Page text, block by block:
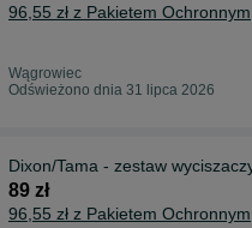
96,55 zł z Pakietem Ochronnym
Wągrowiec
Odświeżono dnia 31 lipca 2026
Dixon/Tama - zestaw
89 zł
96,55 zł z Pakietem Ochronnym